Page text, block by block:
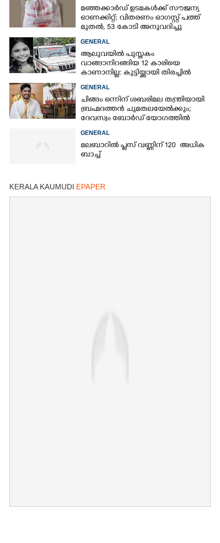
മഞ്ഞക്കാർഡ് ഉടമകൾക്ക് സൗജന്യ
ഓണക്കിറ്റ്; വിതരണം ഓഗസ്റ്റ് പത്ത്
മുതൽ, 53 കോടി അനുവദിച്ചു
GENERAL
ആലുവയിൽ പുസ്തകം
വാങ്ങാനിറങ്ങിയ 12 കാരിയെ
കാണാനില്ല: കുട്ടിയ്ക്കായി തിരച്ചിൽ
GENERAL
ചിങ്ങം ഒന്നിന് ശബരിമല തന്ത്രിയായി
ബ്രഹ്മദത്തൻ ചുമതലയേൽക്കും;
ദേവസ്വം ബോർഡ് യോഗത്തിൽ
GENERAL
മലബാറിൽ പ്ലസ് വണ്ണിന് 120 അധിക
ബാച്ച്
KERALA KAUMUDI EPAPER